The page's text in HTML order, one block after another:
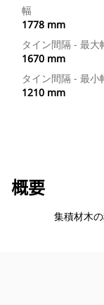
幅
1778 mm
タイン間隔 - 最大
1670 mm
タイン間隔 - 最小
1210 mm
概要
集積材木